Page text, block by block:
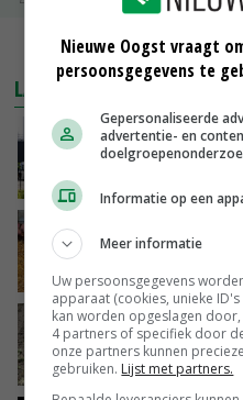
MEER
LAATSTE NIEUWS
Gemiddelde
juni
Emmeloord
maximaal 20
GISTEREN, 14:59
Nieuwe Oogst vraagt
persoonsgegevens te
Gepersonaliseerde
advertentie- en
Informatie op een
Meer informatie
Uw persoonsgegevens
apparaat (cookies, unieke
kan worden opgeslagen
4 partners of specifiek door
onze partners kunnen
gebruiken. Lijst met partners.